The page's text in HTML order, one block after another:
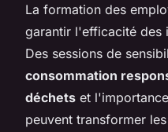
La formation des
garantir l'efficacité des
Des sessions de
consommation
déchets et
peuvent transformer